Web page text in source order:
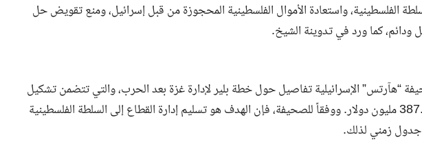
الفلسطينية، واستعادة الأموال الفلسطينية المحجوزة من قبل إسرائيل، ومنع تقويض حل
ودائم، كما ورد في تدوينة الشيخ.
“هآرتس” الإسرائيلية تفاصيل حول خطة بلير لإدارة غزة بعد الحرب، والتي تتضمن تشكيل
ثلاث قوى أمنية بميزانية تقدر بـ 387.5 مليون دولار. ووفقاً للصحيفة، فإن الهدف هو تسليم إدارة القطاع إلى السلطة الفلسطينية
زمني لذلك.